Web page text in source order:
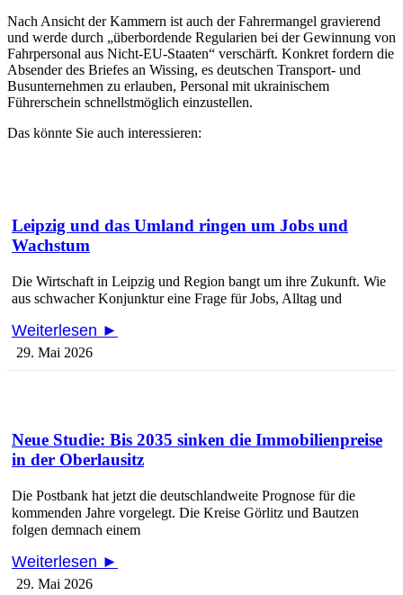
Nach Ansicht der Kammern ist auch der Fahrermangel gravierend
und werde durch „überbordende Regularien bei der Gewinnung von
Fahrpersonal aus Nicht-EU-Staaten“ verschärft. Konkret fordern die
Absender des Briefes an Wissing, es deutschen Transport- und
Busunternehmen zu erlauben, Personal mit ukrainischem
Führerschein schnellstmöglich einzustellen.
Das könnte Sie auch interessieren:
Leipzig und das Umland ringen um Jobs und
Wachstum
Die Wirtschaft in Leipzig und Region bangt um ihre Zukunft. Wie
aus schwacher Konjunktur eine Frage für Jobs, Alltag und
Weiterlesen ►
29. Mai 2026
Neue Studie: Bis 2035 sinken die Immobilienpreise
in der Oberlausitz
Die Postbank hat jetzt die deutschlandweite Prognose für die
kommenden Jahre vorgelegt. Die Kreise Görlitz und Bautzen
folgen demnach einem
Weiterlesen ►
29. Mai 2026